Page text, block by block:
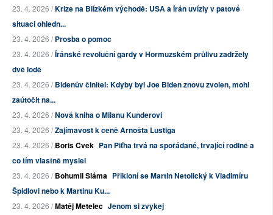
23. 4. 2026 /Krize na Blízkém východě: USA a Írán uvízly v patové
situaci ohledn...
23. 4. 2026 /Prosba o pomoc
23. 4. 2026 /Íránské revoluční gardy v Hormuzském průlivu zadržely
dvě lodě
23. 4. 2026 /Bidenův činitel: Kdyby byl Joe Biden znovu zvolen, mohl
zaútočit na...
23. 4. 2026 /Nová kniha o Milanu Kunderovi
23. 4. 2026 /Zajímavost k ceně Arnošta Lustiga
23. 4. 2026 /Boris Cvek Pan Piťha trvá na spořádané, trvající rodině a
co tím vlastně myslel
23. 4. 2026 /Bohumil Sláma Přikloní se Martin Netolický k Vladimíru
Špidlovi nebo k Martinu Ku...
23. 4. 2026 /Matěj Metelec Jenom si zvykej